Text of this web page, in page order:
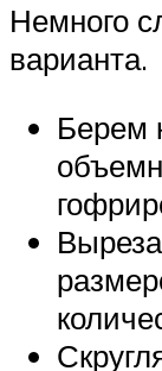
Немного
варианта.
Берем